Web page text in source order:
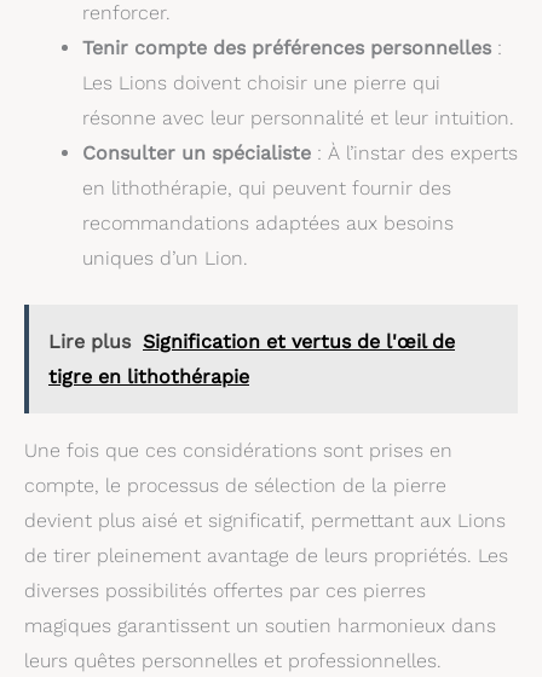
renforcer.
Tenir compte des préférences personnelles :
Les Lions doivent choisir une pierre qui
résonne avec leur personnalité et leur intuition.
Consulter un spécialiste : À l’instar des experts
en lithothérapie, qui peuvent fournir des
recommandations adaptées aux besoins
uniques d’un Lion.
Lire plus Signification et vertus de l'œil de
tigre en lithothérapie
Une fois que ces considérations sont prises en
compte, le processus de sélection de la pierre
devient plus aisé et significatif, permettant aux Lions
de tirer pleinement avantage de leurs propriétés. Les
diverses possibilités offertes par ces pierres
magiques garantissent un soutien harmonieux dans
leurs quêtes personnelles et professionnelles.